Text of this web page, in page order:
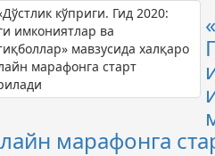
марафонга